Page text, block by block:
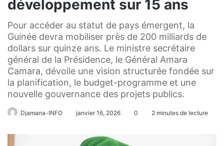
développement sur 15 ans
Pour accéder au statut de pays émergent, la
Guinée devra mobiliser près de 200 milliards de
dollars sur quinze ans. Le ministre secrétaire
général de la Présidence, le Général Amara
Camara, dévoile une vision structurée fondée sur
la planification, le budget-programme et une
nouvelle gouvernance des projets publics.
Djamana-INFO janvier 16, 2026 0 2 minutes de lecture